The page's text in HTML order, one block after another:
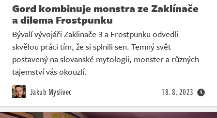
Gord kombinuje monstra ze Zaklínače
a dilema Frostpunku
Bývalí vývojáři Zaklinače 3 a Frostpunku odvedli
skvělou práci tím, že si splnili sen. Temný svět
postavený na slovanské mytologii, monster a různých
tajemství vás okouzlí.
Jakub Myslivec 18. 8. 2023